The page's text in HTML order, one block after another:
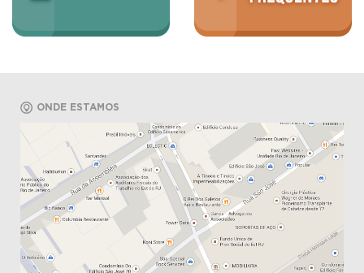
ONDE ESTAMOS